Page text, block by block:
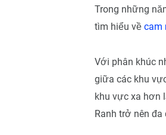
Trong những
tìm hiểu về cam
Với phân khúc
giữa các khu
khu vực xa hơn
Ranh trở nên đa